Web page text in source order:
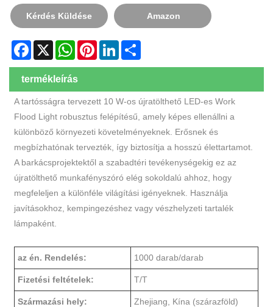
Kérdés Küldése Amazon
Facebook
X WhatsApp
PinterestLinkedIn
termékleírás
A tartósságra tervezett 10 W-os újratölthető LED-es Work
Flood Light robusztus felépítésű, amely képes ellenállni a
különböző környezeti követelményeknek. Erősnek és
megbízhatónak tervezték, így biztosítja a hosszú élettartamot.
A barkácsprojektektől a szabadtéri tevékenységekig ez az
újratölthető munkafényszóró elég sokoldalú ahhoz, hogy
megfeleljen a különféle világítási igényeknek. Használja
javításokhoz, kempingezéshez vagy vészhelyzeti tartalék
lámpaként.
az én. Rendelés: 1000 darab/darab
Fizetési feltételek: T/T
Származási hely: Zhejiang, Kína (szárazföld)